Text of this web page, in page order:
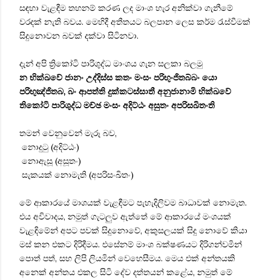
සඳහා වැළඳීම තහනම් කරණ ලද මාංශ හැර අනික්වා ගැනීමේ
වරදක් නැති බවය. මෙහිදී අතීතයට බලපාන ලෙස කර්ම රැස්වීමක්
සිදුනොවන බවක් දක්වා සිටිනවා.
දැන් අපි ත්‍රිකෝටි පාරිශුද්ධ මාංශය ගැන සලකා බලමු
න භික්ඛවේ ජානං උද්දිස්ස කතං මංසං පරිභුංජිතබ්බං යො
පරිභුඤ්ජිතබ, බං ආපත්ති දුක්කටස්සාතී අනුජානාමි භික්ඛවේ
තිකෝටි පාරිශුද්ධ මච්ඡ මංසං අදිට්ඨං අසුතං අපරිසඛිතංති
තමන් වෙනුවෙන් මැරූ බව,
නොදුටු (අදිට්ඨං)
නොඇසූ (අසූතං)
සැකයක් නොමැති (අපරිසංඛිතං)
මේ ආකාරයේ මාශයක් වැළඳීමට පැහැදිලිවම බාධාවක් නොමැත.
එය අවිවාදය, නමුත් ගැටලුව ඇත්තේ මේ ආකාරයේ මංශයක්
වැළඳිමේන් අපට පවක් සිදුනොවේ, අකුසලයක් සිදු නොවේ කියා
මස් කන එකට දිරිදීමය. එසේනම් මාංශ බක්ෂණයට දිරිගන්වමින්
පොත් පත්, සහ ලිපි ලියමින් වෙහෙසීමය. මෙය එක් අන්තයකි
අනෙක් අන්තය එකල සිටි දේව දත්තයන් කළේය, නමුත් මේ